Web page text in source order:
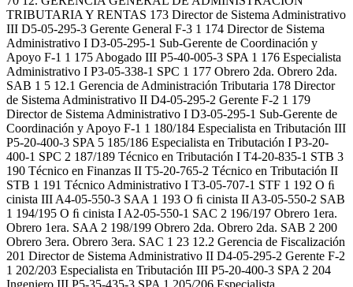
TRIBUTARIA Y RENTAS 173 Director de Sistema Administrativo
III D5-05-295-3 Gerente General F-3 1 174 Director de Sistema
Administrativo I D3-05-295-1 Sub-Gerente de Coordinación y
Apoyo F-1 1 175 Abogado III P5-40-005-3 SPA 1 176 Especialista
Administrativo I P3-05-338-1 SPC 1 177 Obrero 2da. Obrero 2da.
SAB 1 5 12.1 Gerencia de Administración Tributaria 178 Director
de Sistema Administrativo II D4-05-295-2 Gerente F-2 1 179
Director de Sistema Administrativo I D3-05-295-1 Sub-Gerente de
Coordinación y Apoyo F-1 1 180/184 Especialista en Tributación III
P5-20-400-3 SPA 5 185/186 Especialista en Tributación I P3-20-
400-1 SPC 2 187/189 Técnico en Tributación I T4-20-835-1 STB 3
190 Técnico en Finanzas II T5-20-765-2 Técnico en Tributación II
STB 1 191 Técnico Administrativo I T3-05-707-1 STF 1 192 O ﬁ
cinista III A4-05-550-3 SAA 1 193 O ﬁ cinista II A3-05-550-2 SAB
1 194/195 O ﬁ cinista I A2-05-550-1 SAC 2 196/197 Obrero 1era.
Obrero 1era. SAA 2 198/199 Obrero 2da. Obrero 2da. SAB 2 200
Obrero 3era. Obrero 3era. SAC 1 23 12.2 Gerencia de Fiscalización
201 Director de Sistema Administrativo II D4-05-295-2 Gerente F-2
1 202/203 Especialista en Tributación III P5-20-400-3 SPA 2 204